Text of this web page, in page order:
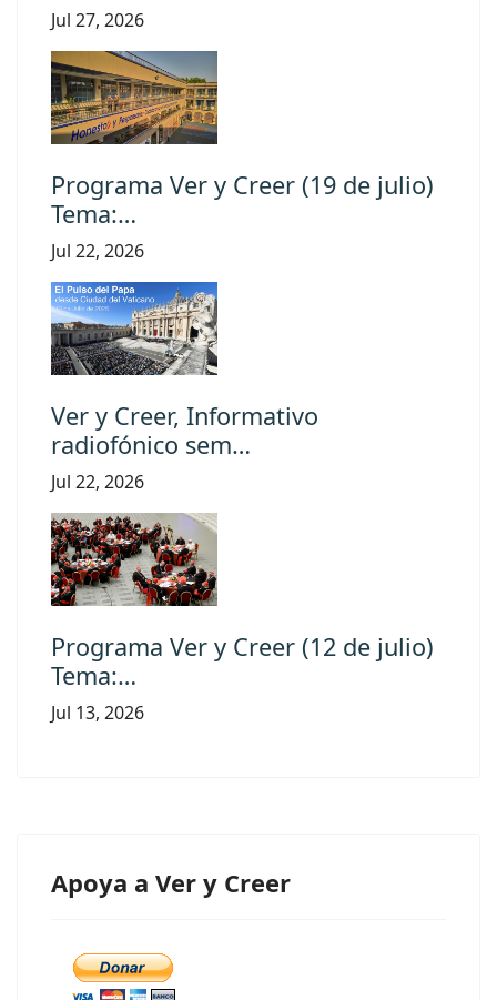
Jul 27, 2026
Programa Ver y Creer (19 de julio)
Tema:…
Jul 22, 2026
Ver y Creer, Informativo
radiofónico sem…
Jul 22, 2026
Programa Ver y Creer (12 de julio)
Tema:…
Jul 13, 2026
Apoya a Ver y Creer